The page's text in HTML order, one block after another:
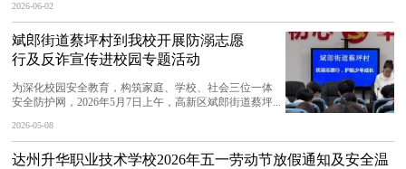
2026-06-02
斌郎街道蔡坪村到我校开展防溺志愿
行及反诈宣传进校园专题活动
为深化校园安全教育，构筑家庭、学校、社会三位一体
安全防护网，2026年5月7日上午，高新区斌郎街道蔡坪...
2026-05-08
达州升华职业技术学校2026年五一劳动节放假通知及安全温